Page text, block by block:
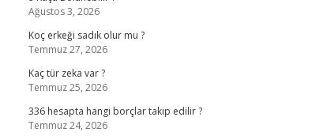
Ağustos 3, 2026
Koç erkeği sadık olur mu ?
Temmuz 27, 2026
Kaç tür zeka var ?
Temmuz 25, 2026
336 hesapta hangi borçlar takip edilir ?
Temmuz 24, 2026